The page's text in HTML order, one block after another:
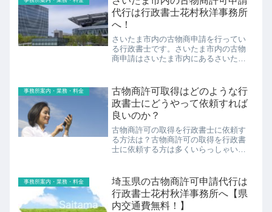
警察署の古物商担当課へ作成した申...
代行は行政書士花村秋洋事務所
へ！
さいたま市内の古物商申請を行ってい
る行政書士です。さいたま市内の古物
商申請はさいたま市内にあるさいたま
ながります。ネット対応も行っている
ため、ご依頼者様の負担を極限までカ
ットすることが可能です。
事務所案内・業務・料金
古物商許可取得はどのような行
政書士にどうやって依頼すれば
良いのか？
古物商許可の取得を行政書士に依頼す
る方法は？古物商許可の取得を行政書
士に依頼する方は多くいらっしゃいま
政書士と弁護士にしか許されていない
からです。もちろん、ご自分で一から
調...
事務所案内・業務・料金
埼玉県の古物商許可申請代行は
行政書士花村秋洋事務所へ【県
内交通費無料！】